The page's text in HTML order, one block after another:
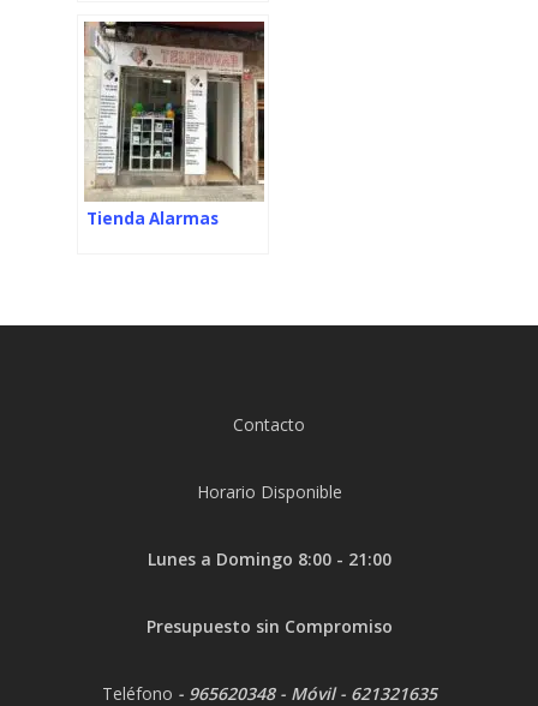
Tienda Alarmas
Contacto
Horario Disponible
Lunes a Domingo 8:00 - 21:00
Presupuesto sin Compromiso
Teléfono - 965620348- Móvil - 621321635